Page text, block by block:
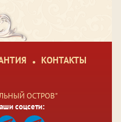
КОНТАКТЫ
ОСТРОВ"
соцсети: